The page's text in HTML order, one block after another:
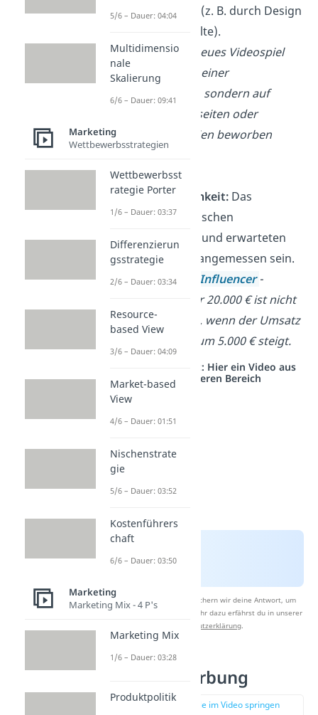
auch erreicht (z. B. durch Design
oder Textinhalte).
Beispiel: Ein neues Videospiel
sollte nicht in einer
Tageszeitung, sondern auf
Gaming-Webseiten oder
sozialen Medien beworben
werden.
Wirtschaftlichkeit:Das
Verhältnis zwischen
Werbekosten und erwarteten
Erträgen soll angemessen sein.
Beispiel: Eine
Influencer-
Kampagne für 20.000 € ist nicht
wirtschaftlich, wenn der Umsatz
dadurch nur um 5.000 € steigt.
Studyflix vernetzt: Hier ein Video aus
einem anderen Bereich
Nach Beantwortung speichern wir deine Antwort, um
Studyflix zu verbessern. Mehr dazu erfährst du in unserer
Datenschutzerklärung.
Ziel der Werbung
zur Stelle im Video springen
5/6 – Dauer: 04:04
Multidimensio
nale
Skalierung
6/6 – Dauer: 09:41
Marketing
Wettbewerbsstrategien
Wettbewerbsst
rategie Porter
1/6 – Dauer: 03:37
Differenzierun
gsstrategie
2/6 – Dauer: 03:34
Resource-
based View
3/6 – Dauer: 04:09
Market-based
View
4/6 – Dauer: 01:51
Nischenstrate
gie
5/6 – Dauer: 03:52
Kostenführers
chaft
6/6 – Dauer: 03:50
Marketing
Marketing Mix - 4 P's
Marketing Mix
1/6 – Dauer: 03:28
Produktpolitik